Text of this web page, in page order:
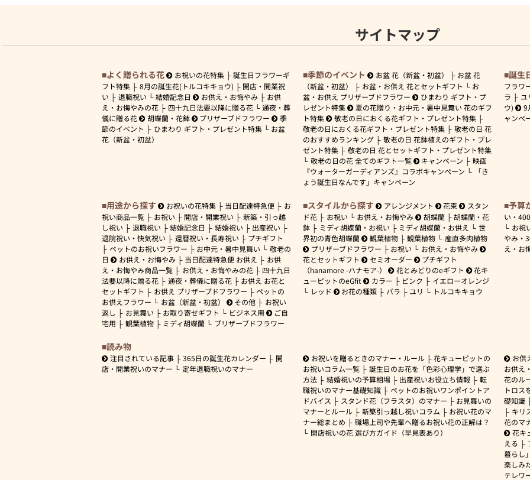
サイトマップ
よく贈られる花 お祝いの花特集
誕生日フラワーギ
フト特集
8月の誕生花(トルコキキョウ)
開店・開業祝
い
退職祝い 結婚記念日 お供え・お悔やみ
お供
え・お悔やみの花
四十九日法要以降に贈る花
通夜・葬
儀に贈る花
胡蝶蘭・花鉢 プリザーブドフラワー
季
節のイベント
ひまわり ギフト・プレゼント特集
お盆
花（新盆・初盆）
季節のイベント お盆 花（新盆・初盆）
お盆 花
（新盆・初盆）
お盆・お供え 花とセットギフト
お
盆・お供え プリザーブドフラワー
ひまわり ギフト・プ
レゼント特集
夏の花贈り・お中元・暑中見舞い 花のギフ
ト特集
敬老の日におくる花ギフト・プレゼント特集
敬老の日におくる花ギフト・プレゼント特集
敬老の日 花
のおすすめランキング
敬老の日 花鉢植えのギフト・プレ
ゼント特集
敬老の日 花とセットギフト・プレゼント特集
敬老の日の花 全てのギフト一覧
キャンペーン
映画
『ウォーターガーディアンズ』コラボキャンペーン
「き
ょう誕生日なんです」キャンペーン
誕生
フラワ
ラ
ユ
ウ)
9
ャンペ
用途から探す お祝いの花特集 当日配達特急便
お
祝い商品一覧
お祝い 開店・開業祝い
新築・引っ越
し祝い
退職祝い 結婚記念日 結婚祝い
出産祝い
退院祝い・快気祝い
還暦祝い・長寿祝い
プチギフト
ペットのお祝いフラワー
お中元・暑中見舞い
敬老の
日
お供え・お悔やみ 当日配達特急便 お供え
お供
え・お悔やみ商品一覧
お供え・お悔やみの花
四十九日
法要以降に贈る花
通夜・葬儀に贈る花
お供え お花と
セットギフト
お供え プリザーブドフラワー
ペットの
お供えフラワー
お盆（新盆・初盆） その他
お祝い
返し
お見舞い お取り寄せギフト ビジネス用
ご自
宅用
観葉植物 ミディ胡蝶蘭 プリザーブドフラワー
スタイルから探す アレンジメント 花束
スタン
ド花
お祝い お供え・お悔やみ 胡蝶蘭
胡蝶蘭・花
鉢
ミディ胡蝶蘭・お祝い ミディ胡蝶蘭・お供え
世
界初の青色胡蝶蘭
観葉植物 観葉植物
産直多肉植物
プリザーブドフラワー
お祝い
お供え・お悔やみ
花とセットギフト
セミオーダー
プチギフト
（hanamore -ハナモア-）
花とみどりのeギフト
花キ
ューピットのeGfit
カラー ピンク
イエローオレンジ
レッド
お花の種類 バラ ユリ トルコキキョウ
予算
い・
お祝
やみ・
え・お
読み物
注目されている記事 365日の誕生花カレンダー
開
店・開業祝いのマナー
定年退職祝いのマナー
お祝いを贈るときのマナー・ルール
花キューピットの
お祝いコラム一覧
誕生日のお花を「色彩心理学」で選ぶ
方法
結婚祝いの予算相場 出産祝いお役立ち情報
転
職祝いのマナー基礎知識
ペットのお祝いワンポイントア
ドバイス
スタンド花（フラスタ）のマナー
お見舞いの
マナーとルール
新築引っ越し祝いコラム
お祝い花のマ
ナー総まとめ
職場上司や先輩へ贈るお祝い花の正解は？
開店祝いの花 選び方ガイド（早見表あり）
お供
お供え
花のル
トロス
礎知識
キリ
花のマ
花キ
える
暮らし」
楽しみ
テレワ